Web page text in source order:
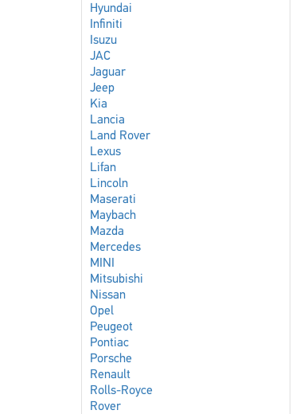
Hyundai
Infiniti
Isuzu
JAC
Jaguar
Jeep
Kia
Lancia
Land Rover
Lexus
Lifan
Lincoln
Maserati
Maybach
Mazda
Mercedes
MINI
Mitsubishi
Nissan
Opel
Peugeot
Pontiac
Porsche
Renault
Rolls-Royce
Rover